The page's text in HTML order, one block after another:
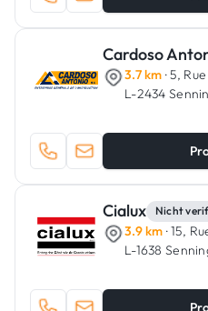
Cardoso
3.7 km · 5,
L-2434
Cialux Nicht
3.9 km · 15,
L-1638